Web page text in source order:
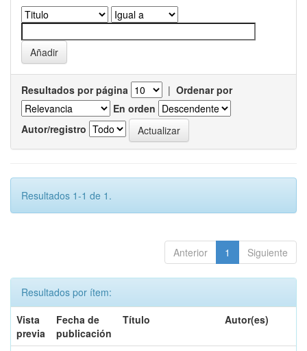
Resultados por página | Ordenar por
En orden
Autor/registro
Resultados 1-1 de 1.
Anterior 1 Siguiente
Resultados por ítem:
Vista
previa
Fecha de
publicación
Título Autor(es)